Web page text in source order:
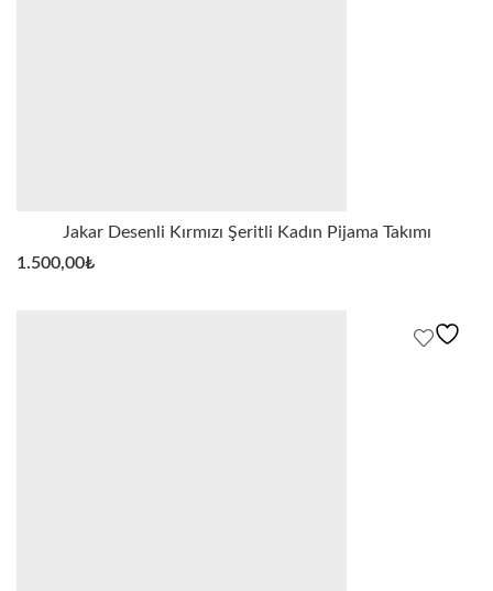
Jakar Desenli Kırmızı Şeritli Kadın Pijama Takımı
1.500,00₺